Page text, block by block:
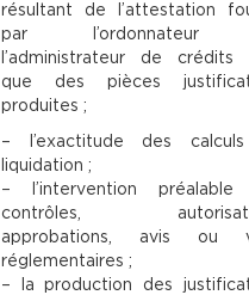
résultant de l’attestation
par l’ordonnateur
l’administrateur de crédits
que des pièces
produites ;
– l’exactitude des
liquidation ;
– l’intervention préalable
contrôles,
approbations, avis ou
réglementaires ;
– la production des